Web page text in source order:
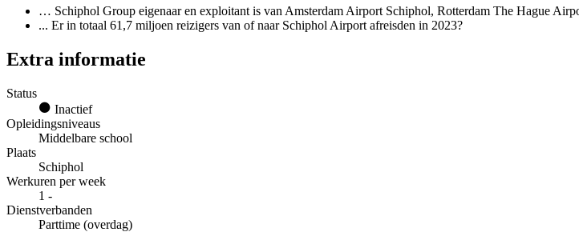
… Schiphol Group eigenaar en exploitant is van Amsterdam Airport Schiphol, Rotterdam The Hague
... Er in totaal 61,7 miljoen reizigers van of naar Schiphol Airport afreisden in 2023?
Extra informatie
Status
Inactief
Opleidingsniveaus
Middelbare school
Plaats
Schiphol
Werkuren per week
1 -
Dienstverbanden
Parttime (overdag)